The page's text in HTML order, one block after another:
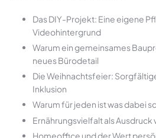
Das DIY-Projekt: Eine eigene
Videohintergrund
Warum ein gemeinsames
neues Bürodetail
Die Weihnachtsfeier:
Inklusion
Warum für jeden ist was dabei
Ernährungsvielfalt als Ausdruck
Homeoffice und der Wert